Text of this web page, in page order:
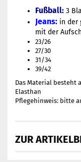
Fußball: 3
Jeans: in der
mit der
23/26
27/30
31/34
39/42
Das Material besteht
Elasthan
Pflegehinweis: bitte
ZUR